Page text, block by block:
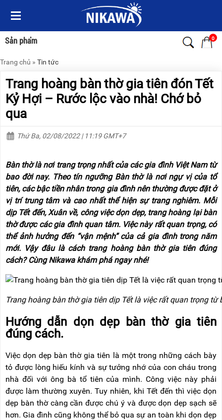
Sản phẩm 0
Menu
Sản
phẩm
TRANG
THANG
NHÔM
ĐẨY
HÀNG
DÂY
THOÁT
HIỂM
TỰ
ĐỘNG
XE
NÂNG
TAY
VIDEO
TIN
TỨC
BÁO
NÓI
VỀ
NIKAWA
GIỚI
THIỆU
LÝ
BẢO
Menu
Sản
phẩm
TRANG
THANG
NHÔM
NHÔM
RÚT
THANG
NHÔM
GIA
ĐÌNH
THANG
NHÔM
GẤP
(THANG
RÚT
LỒNG)
THANG
ĐIỆN
THANG
CHỮ
A
NHÔM
CÔNG
NGHIỆP
THANG
NHÔM
GIÀN
GIÁO
Trang chủ » Tin tức
Trang hoàng bàn thờ gia tiên đón Tết
Kỷ Hợi – Rước lộc vào nhà! Chớ bỏ
qua
Thứ Ba, 02/08/2022 | 11:19 GMT+7
Bàn thờ là nơi trang trọng nhất của các gia đình Việt Nam từ
bao đời nay. Theo tín ngưỡng Bàn thờ là nơi ngự vị của tổ
tiên, các bậc tiền nhân trong gia đình nên thường được đặt ở
vị trí trung tâm và cao nhất thể hiện sự trang nghiêm. Mỗi
dịp Tết đến, Xuân về, công việc dọn dẹp, trang hoàng lại bàn
thờ được các gia đình quan tâm. Việc này rất quan trọng, có
thể ảnh hưởng đến “vận mệnh” của cả gia đình trong năm
mới. Vậy đâu là cách trang hoàng bàn thờ gia tiên đúng
cách? Cùng Nikawa khám phá ngay nhé!
Trang hoàng bàn thờ gia tiên dịp Tết là việc rất quan trọng từ
Hướng dẫn dọn dẹp bàn thờ gia tiên
đúng cách.
Việc dọn dẹp bàn thờ gia tiên là một trong những cách bày
tỏ được lòng hiếu kính và sự tưởng nhớ của con cháu trong
nhà đối với ông bà tổ tiên của mình. Công việc này phải
được làm thường xuyên. Tuy nhiên, khi Tết đến thì việc dọn
dẹp bàn thờ càng cần được chú ý và được dọn dẹp sạch sẽ
hơn. Gia đình cũng không thể bỏ qua sự an toàn khi dọn dẹp